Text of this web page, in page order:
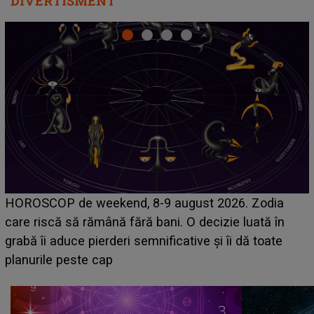
Emanuel a ținut ACEST DETALIU ASCUNS până
acum! În fața Alexandrei, concurentul din Casa Iubirii
face o MĂRTURISIRE NEAȘTEPTATĂ despre mama
sa: "I-am spus și ei în față, eu nu te iubesc pentru